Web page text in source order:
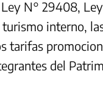
N° 29408,
interno,
tarifas
del